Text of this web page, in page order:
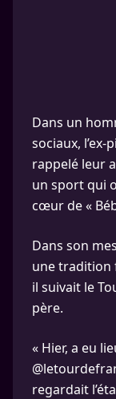
Dans un
sociaux,
rappelé leur
un sport qui
cœur de «
Dans son
une tradition
il suivait le
père.
« Hier, a eu
regardait